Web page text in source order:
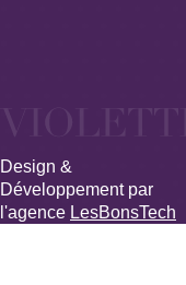
Design &
Développement par
l'agence LesBonsTech